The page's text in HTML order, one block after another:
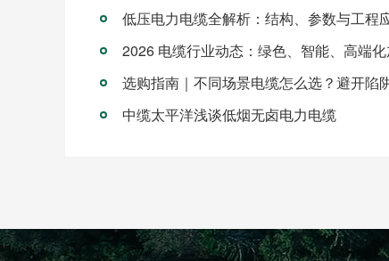
低压电力电缆全解析：结构、参数与工程
2026 电缆行业动态：绿色、智能、高端
选购指南｜不同场景电缆怎么选？避开陷
中缆太平洋浅谈低烟无卤电力电缆